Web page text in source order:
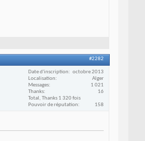
#2282
Date d'inscription
octobre 2013
Localisation
Alger
Messages
1 021
Thanks
16
Total, Thanks 1 320 fois
Pouvoir de réputation
158